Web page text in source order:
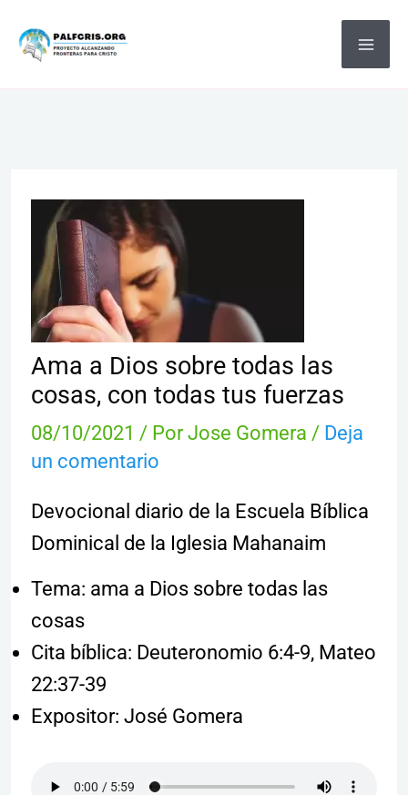
Ama a Dios sobre todas las
cosas, con todas tus fuerzas
08/10/2021 / PorJose Gomera / Deja
un comentario
Devocional diario de la Escuela Bíblica
Dominical de la Iglesia Mahanaim
Tema: ama a Dios sobre todas las
cosas
Cita bíblica: Deuteronomio 6:4-9, Mateo
22:37-39
Expositor: José Gomera